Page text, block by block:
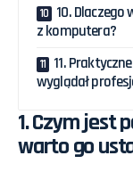
10.
z komputera?
11.
wyglądał
1. Czym jest
warto go